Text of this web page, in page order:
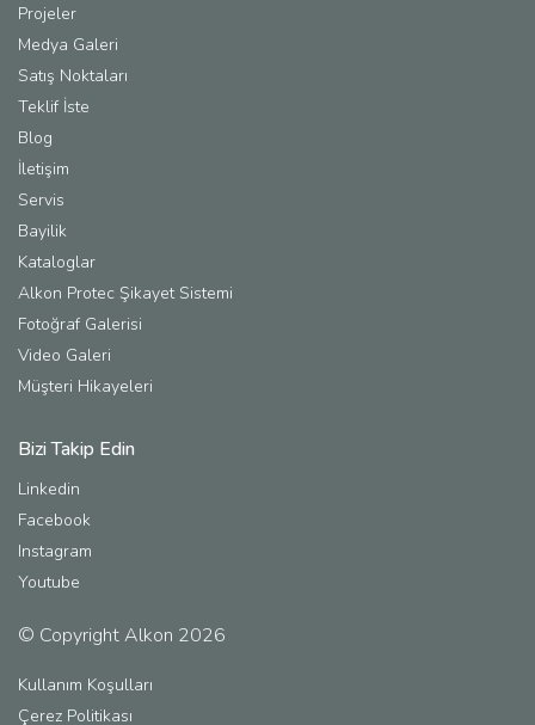
Projeler
Medya Galeri
Satış Noktaları
Teklif İste
Blog
İletişim
Servis
Bayilik
Kataloglar
Alkon Protec Şikayet Sistemi
Fotoğraf Galerisi
Video Galeri
Müşteri Hikayeleri
Bizi Takip Edin
Linkedin
Facebook
Instagram
Youtube
© Copyright Alkon 2026
Kullanım Koşulları
Çerez Politikası